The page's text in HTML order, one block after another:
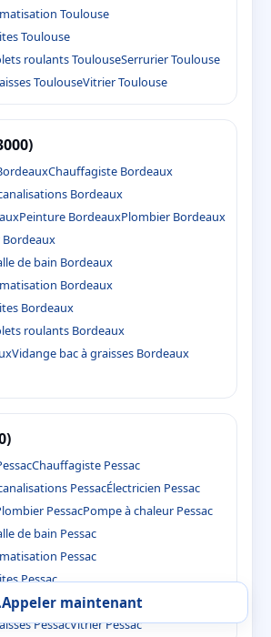
Toulouse
Toulouse
roulants ToulouseSerrurier Toulouse
ToulouseVitrier Toulouse
Chauffagiste Bordeaux
Bordeaux
Peinture BordeauxPlombier Bordeaux
Bordeaux
de bain Bordeaux
Bordeaux
Bordeaux
roulants Bordeaux
Vidange bac à graisses Bordeaux
Chauffagiste Pessac
PessacÉlectricien Pessac
PessacPompe à chaleur Pessac
de bain Pessac
Pessac
Pessac
roulants PessacSerrurier Pessac
PessacVitrier Pessac
Appeler maintenant